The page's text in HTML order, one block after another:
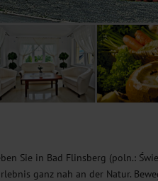
Sie in Bad Flinsberg (poln.:
ganz nah an der Natur.
genutzt, um Ihnen